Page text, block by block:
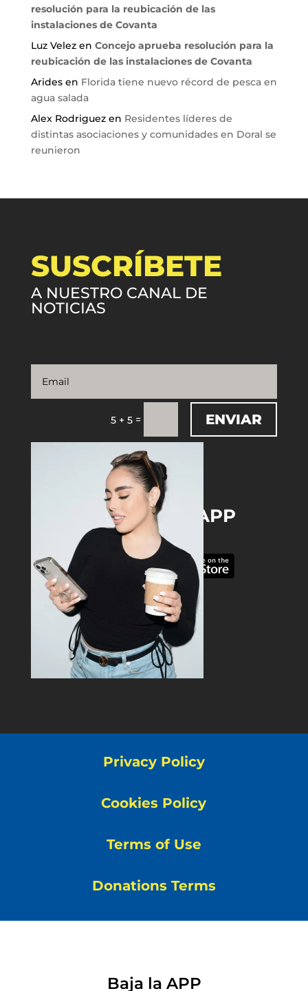
resolución para la reubicación de las
instalaciones de Covanta
Luz Velezen Concejo aprueba resolución para la
reubicación de las instalaciones de Covanta
Aridesen Florida tiene nuevo récord de pesca en
agua salada
Alex Rodriguezen Residentes líderes de
distintas asociaciones y comunidades en Doral se
reunieron
SUSCRÍBETE
A NUESTRO CANAL DE
NOTICIAS
5 + 5 = ENVIAR
DOWNLOAD THE APP
Privacy Policy
Cookies Policy
Terms of Use
Donations Terms
Baja la APP